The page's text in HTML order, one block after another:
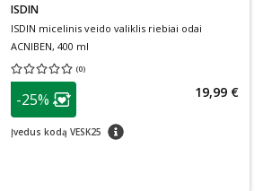
ISDIN
ISDIN micelinis veido valiklis riebiai odai
ACNIBEN, 400 ml
(0)
Vidutinis įvertinimas 0.00
patarimas
Lojalumo klubo narių nuolaida
-25%
Įvedus kodą VESK25 patarimas
19,99 €